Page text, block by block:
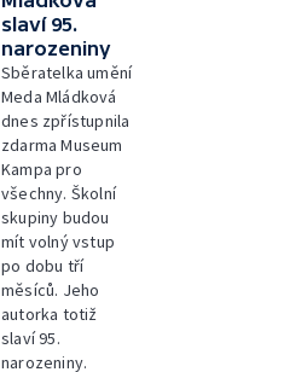
slaví 95.
narozeniny
Sběratelka umění
Meda Mládková
dnes zpřístupnila
zdarma Museum
Kampa pro
všechny. Školní
skupiny budou
mít volný vstup
po dobu tří
měsíců. Jeho
autorka totiž
slaví 95.
narozeniny.